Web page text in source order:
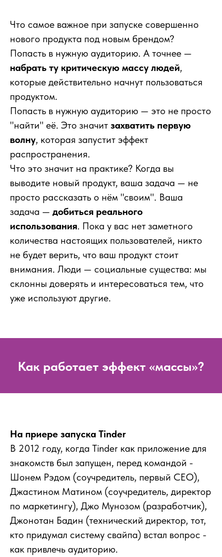
Что самое важное при запуске совершенно
нового продукта под новым брендом?
Попасть в нужную аудиторию. А точнее —
набрать ту критическую массу людей,
которые действительно начнут пользоваться
продуктом.
Попасть в нужную аудиторию — это не просто
"найти" её. Это значит захватить первую
волну, которая запустит эффект
распространения.
Что это значит на практике? Когда вы
выводите новый продукт, ваша задача — не
просто рассказать о нём "своим". Ваша
задача — добиться реального
использования. Пока у вас нет заметного
количества настоящих пользователей, никто
не будет верить, что ваш продукт стоит
внимания. Люди — социальные существа: мы
склонны доверять и интересоваться тем, что
уже используют другие.
Как работает эффект «массы»?
На приере запуска Tinder
В 2012 году, когда Tinder как приложение для
знакомств был запущен, перед командой -
Шонем Рэдом (соучредитель, первый CEO),
Джастином Матином (соучредитель, директор
по маркетингу), Джо Мунозом (разработчик),
Джонотан Бадин (технический директор, тот,
кто придумал систему свайпа) встал вопрос -
как привлечь аудиторию.